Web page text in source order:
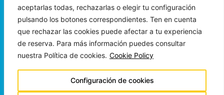
aceptarlas todas, rechazarlas o elegir tu configuración
pulsando los botones correspondientes. Ten en cuenta
que rechazar las cookies puede afectar a tu experiencia
de reserva. Para más información puedes consultar
nuestra Política de cookies. Cookie Policy
Configuración de cookies
Todos los Derechos Reservados